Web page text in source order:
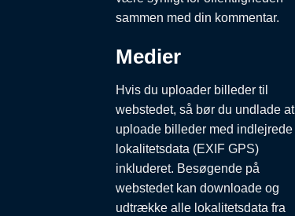
sammen med din kommentar.
Medier
Hvis du uploader billeder til
webstedet, så bør du undlade at
uploade billeder med indlejrede
lokalitetsdata (EXIF GPS)
inkluderet. Besøgende på
webstedet kan downloade og
udtrække alle lokalitetsdata fra